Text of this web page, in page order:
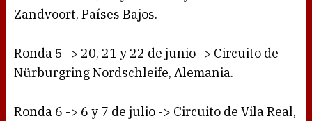
Zandvoort, Países Bajos.
Ronda 5 -> 20, 21 y 22 de junio -> Circuito de
Nürburgring Nordschleife, Alemania.
Ronda 6 -> 6 y 7 de julio -> Circuito de Vila Real,